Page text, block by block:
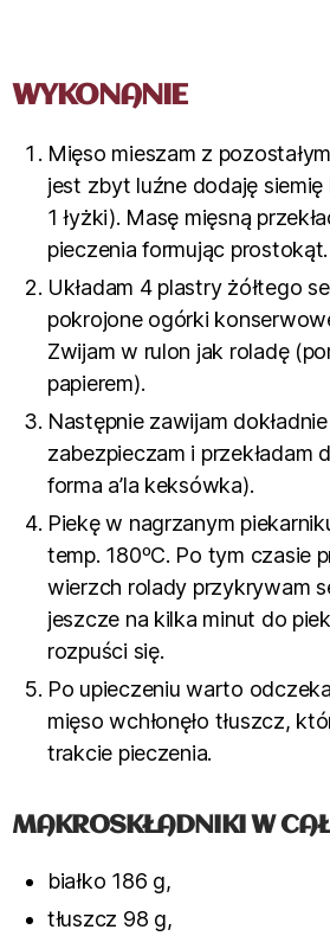
WYKONANIE
Mięso mieszam z
jest zbyt luźne dodaję siemię
1 łyżki). Masę mięsną
pieczenia formując prostokąt.
Układam 4 plastry żółtego
pokrojone ogórki
Zwijam w rulon jak roladę
papierem).
Następnie zawijam
zabezpieczam i przekładam
forma a’la keksówka).
Piekę w nagrzanym
temp. 180ºC. Po tym czasie
wierzch rolady przykrywam
jeszcze na kilka minut do
rozpuści się.
Po upieczeniu warto
mięso wchłonęło tłuszcz,
trakcie pieczenia.
MAKROSKŁADNIKI W
białko 186 g,
tłuszcz 98 g,